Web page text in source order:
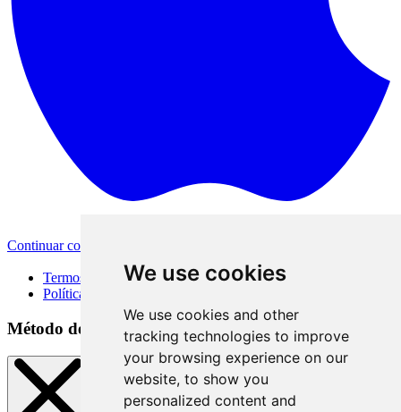
We use cookies
We use cookies and other
tracking technologies to improve
your browsing experience on our
website, to show you
personalized content and
Continuar com a Apple
Termos de Uso
Política de Privacidade
Método de acesso